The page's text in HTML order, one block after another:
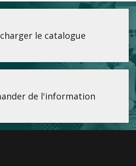
le catalogue
de l'information